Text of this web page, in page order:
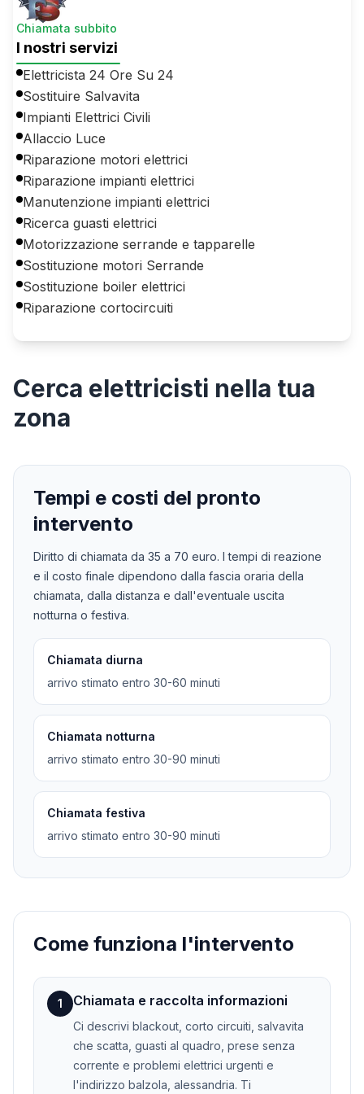
Chiamata subbito
I nostri servizi
Elettricista 24 Ore Su 24
Sostituire Salvavita
Impianti Elettrici Civili
Allaccio Luce
Riparazione motori elettrici
Riparazione impianti elettrici
Manutenzione impianti elettrici
Ricerca guasti elettrici
Motorizzazione serrande e tapparelle
Sostituzione motori Serrande
Sostituzione boiler elettrici
Riparazione cortocircuiti
Cerca elettricisti nella tua
zona
Tempi e costi del pronto
intervento
Diritto di chiamata da 35 a 70 euro. I tempi di reazione
e il costo finale dipendono dalla fascia oraria della
chiamata, dalla distanza e dall'eventuale uscita
notturna o festiva.
Chiamata diurna
arrivo stimato entro 30-60 minuti
Chiamata notturna
arrivo stimato entro 30-90 minuti
Chiamata festiva
arrivo stimato entro 30-90 minuti
Come funziona l'intervento
1 Chiamata e raccolta informazioni
Ci descrivi blackout, corto circuiti, salvavita
che scatta, guasti al quadro, prese senza
corrente e problemi elettrici urgenti e
l'indirizzo balzola, alessandria. Ti